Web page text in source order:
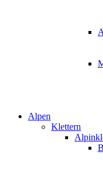
Alpen
Klettern